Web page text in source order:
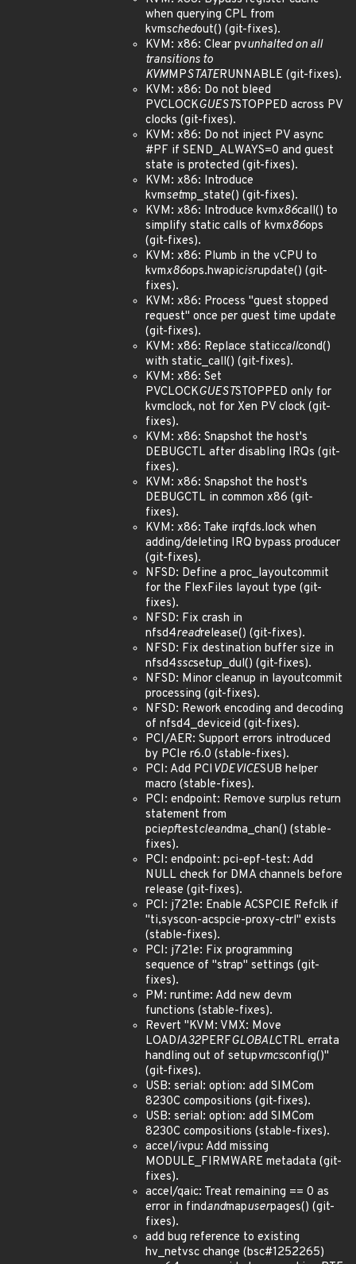
when querying CPL from
kvmschedout() (git-fixes).
KVM: x86: Clear pvunhalted on all
transitions to
KVMMPSTATERUNNABLE (git-fixes).
KVM: x86: Do not bleed
PVCLOCKGUESTSTOPPED across PV
clocks (git-fixes).
KVM: x86: Do not inject PV async
#PF if SEND_ALWAYS=0 and guest
state is protected (git-fixes).
KVM: x86: Introduce
kvmsetmp_state() (git-fixes).
KVM: x86: Introduce kvmx86call() to
simplify static calls of kvmx86ops
(git-fixes).
KVM: x86: Plumb in the vCPU to
kvmx86ops.hwapicisrupdate() (git-
fixes).
KVM: x86: Process "guest stopped
request" once per guest time update
(git-fixes).
KVM: x86: Replace staticcallcond()
with static_call() (git-fixes).
KVM: x86: Set
PVCLOCKGUESTSTOPPED only for
kvmclock, not for Xen PV clock (git-
fixes).
KVM: x86: Snapshot the host's
DEBUGCTL after disabling IRQs (git-
fixes).
KVM: x86: Snapshot the host's
DEBUGCTL in common x86 (git-
fixes).
KVM: x86: Take irqfds.lock when
adding/deleting IRQ bypass producer
(git-fixes).
NFSD: Define a proc_layoutcommit
for the FlexFiles layout type (git-
fixes).
NFSD: Fix crash in
nfsd4readrelease() (git-fixes).
NFSD: Fix destination buffer size in
nfsd4sscsetup_dul() (git-fixes).
NFSD: Minor cleanup in layoutcommit
processing (git-fixes).
NFSD: Rework encoding and decoding
of nfsd4_deviceid (git-fixes).
PCI/AER: Support errors introduced
by PCIe r6.0 (stable-fixes).
PCI: Add PCI VDEVICESUB helper
macro (stable-fixes).
PCI: endpoint: Remove surplus return
statement from
pciepftestcleandma_chan() (stable-
fixes).
PCI: endpoint: pci-epf-test: Add
NULL check for DMA channels before
release (git-fixes).
PCI: j721e: Enable ACSPCIE Refclk if
"ti,syscon-acspcie-proxy-ctrl" exists
(stable-fixes).
PCI: j721e: Fix programming
sequence of "strap" settings (git-
fixes).
PM: runtime: Add new devm
functions (stable-fixes).
Revert "KVM: VMX: Move
LOADIA32PERFGLOBALCTRL errata
handling out of setupvmcsconfig()"
(git-fixes).
USB: serial: option: add SIMCom
8230C compositions (git-fixes).
USB: serial: option: add SIMCom
8230C compositions (stable-fixes).
accel/ivpu: Add missing
MODULE_FIRMWARE metadata (git-
fixes).
accel/qaic: Treat remaining == 0 as
error in findandmapuserpages() (git-
fixes).
add bug reference to existing
hv_netvsc change (bsc#1252265)